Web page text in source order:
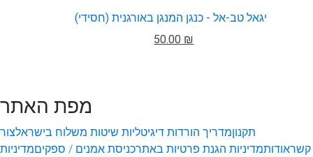
יגאל טב-אל - כנגן המנגן באורגנית (חסידי)
50.00 ₪
מפת האתר
תקנוןמדריך הורדות דיגיטליות שיטות משלוח בישראלצור
קשראודותמדיניות הגנת פרטיות באתרכניסת אמנים / ספקיםמדיניות